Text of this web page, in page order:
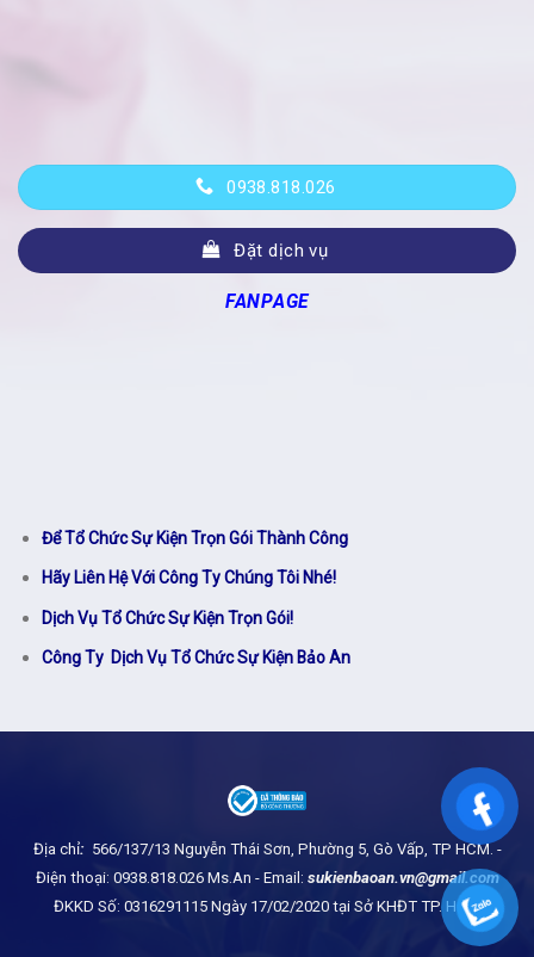
0938.818.026
Đặt dịch vụ
FANPAGE
Để Tổ Chức Sự Kiện Trọn Gói Thành Công
Hãy Liên Hệ Với Công Ty Chúng Tôi Nhé!
Dịch Vụ Tổ Chức Sự Kiện Trọn Gói!
Công Ty Dịch Vụ Tổ Chức Sự Kiện Bảo An
Địa chỉ: 566/137/13 Nguyễn Thái Sơn, Phường 5, Gò Vấp, TP HCM. -
Điện thoại: 0938.818.026 Ms.An - Email: sukienbaoan.vn@gmail.com
ĐKKD Số: 0316291115 Ngày 17/02/2020 tại Sở KHĐT TP. HCM